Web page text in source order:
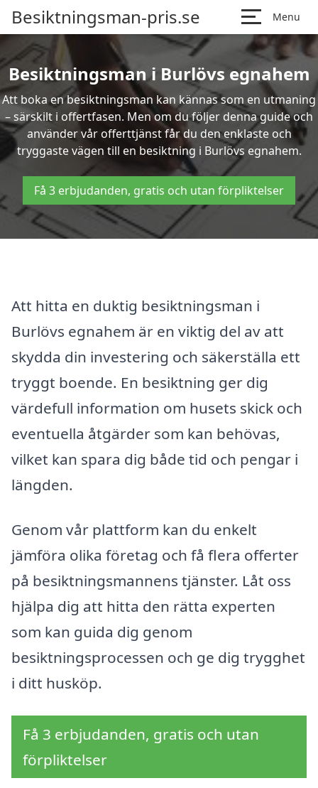
Besiktningsman-pris.se Menu
Besiktningsman i Burlövs egnahem
Att boka en besiktningsman kan kännas som en utmaning
– särskilt i offertfasen. Men om du följer denna guide och
använder vår offerttjänst får du den enklaste och
tryggaste vägen till en besiktning i Burlövs egnahem.
Få 3 erbjudanden, gratis och utan förpliktelser
Att hitta en duktig besiktningsman i
Burlövs egnahem är en viktig del av att
skydda din investering och säkerställa ett
tryggt boende. En besiktning ger dig
värdefull information om husets skick och
eventuella åtgärder som kan behövas,
vilket kan spara dig både tid och pengar i
längden.
Genom vår plattform kan du enkelt
jämföra olika företag och få flera offerter
på besiktningsmannens tjänster. Låt oss
hjälpa dig att hitta den rätta experten
som kan guida dig genom
besiktningsprocessen och ge dig trygghet
i ditt husköp.
Få 3 erbjudanden, gratis och utan
förpliktelser